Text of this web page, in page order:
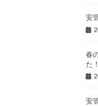
安
春
た！
安